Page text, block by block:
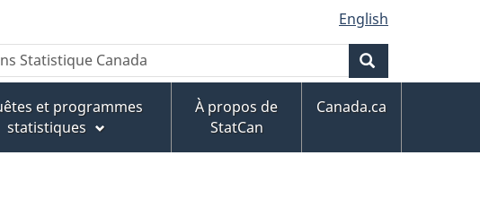
English
et programmes
statistiques
À propos de
StatCan
Canada.ca